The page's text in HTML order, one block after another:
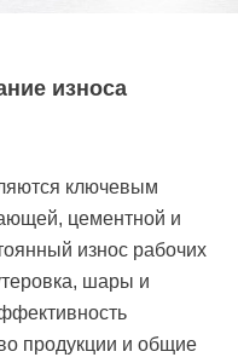
износа
ключевым
цементной и
износ рабочих
шары и
продукции и общие